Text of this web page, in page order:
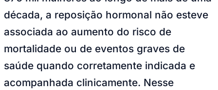
associada ao aumento do risco de
mortalidade ou de eventos graves de
saúde quando corretamente indicada e
acompanhada clinicamente. Nesse
cenário, é importante que as decisões